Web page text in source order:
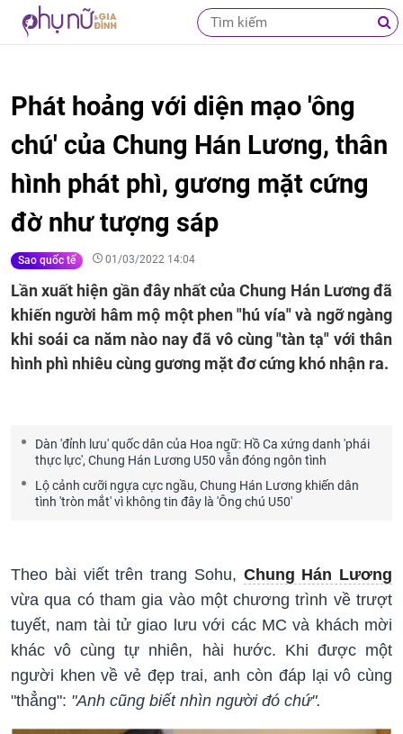
Phát hoảng với diện mạo 'ông
chú' của Chung Hán Lương, thân
hình phát phì, gương mặt cứng
đờ như tượng sáp
Sao quốc tế 01/03/2022 14:04
Lần xuất hiện gần đây nhất của Chung Hán Lương đã
khiến người hâm mộ một phen "hú vía" và ngỡ ngàng
khi soái ca năm nào nay đã vô cùng "tàn tạ" với thân
hình phì nhiêu cùng gương mặt đơ cứng khó nhận ra.
Dàn 'đỉnh lưu' quốc dân của Hoa ngữ: Hồ Ca xứng danh 'phái
thực lực', Chung Hán Lương U50 vẫn đóng ngôn tình
Lộ cảnh cưỡi ngựa cực ngầu, Chung Hán Lương khiến dân
tình 'tròn mắt' vì không tin đây là 'Ông chú U50'
Theo bài viết trên trang Sohu, Chung Hán Lương
vừa qua có tham gia vào một chương trình về trượt
tuyết, nam tài tử giao lưu với các MC và khách mời
khác vô cùng tự nhiên, hài hước. Khi được một
người khen về vẻ đẹp trai, anh còn đáp lại vô cùng
"thẳng": "Anh cũng biết nhìn người đó chứ".